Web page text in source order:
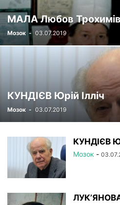
РЕЄСТР СТАТУТНІ
ФОТОРЕПОРТАЖ ЦІКАВІ
ЧЛЕНИ-
МАЛА Любов
Мозок - 03.07.2019
КУНДІЄВ Юрій Ілліч
Мозок - 03.07.2019
КУНДІЄВ
Мозок -